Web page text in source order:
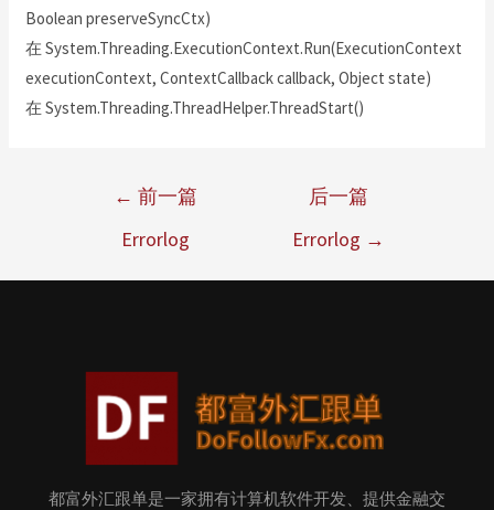
Boolean preserveSyncCtx)
在 System.Threading.ExecutionContext.Run(ExecutionContext
executionContext, ContextCallback callback, Object state)
在 System.Threading.ThreadHelper.ThreadStart()
← 前一篇
Errorlog
后一篇
Errorlog →
都富外汇跟单是一家拥有计算机软件开发、提供金融交